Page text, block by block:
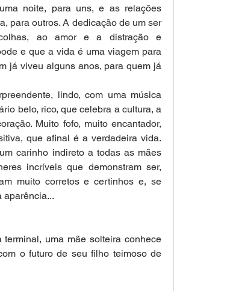
noite, para uns, e as relações
para outros. A dedicação de um ser
ao amor e a distração e
e que a vida é uma viagem para
já viveu alguns anos, para quem já
lindo, com uma música
belo, rico, que celebra a cultura, a
Muito fofo, muito encantador,
que afinal é a verdadeira vida.
carinho indireto a todas as mães
incríveis que demonstram ser,
muito corretos e certinhos e, se
aparência...
uma mãe solteira conhece
o futuro de seu filho teimoso de